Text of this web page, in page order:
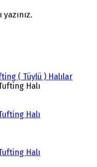
( Tüylü ) Halılar
Halı
Halı
Halı